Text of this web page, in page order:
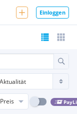
Einloggen
Preis